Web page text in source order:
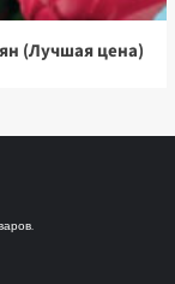
(Лучшая цена)